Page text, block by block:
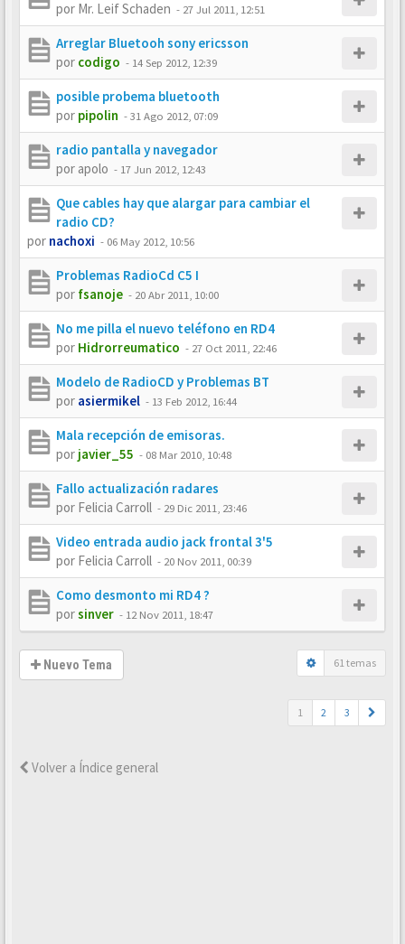
por Mr. Leif Schaden - 27 Jul 2011, 12:51
Arreglar Bluetooh sony ericsson
por codigo - 14 Sep 2012, 12:39
posible probema bluetooth
por pipolin -31 Ago 2012, 07:09
radio pantalla y navegador
por apolo - 17 Jun 2012, 12:43
Que cables hay que alargar para cambiar el
radio CD?
por nachoxi - 06 May 2012, 10:56
Problemas RadioCd C5 I
por fsanoje - 20 Abr 2011, 10:00
No me pilla el nuevo teléfono en RD4
por Hidrorreumatico - 27 Oct 2011, 22:46
Modelo de RadioCD y Problemas BT
por asiermikel - 13 Feb 2012, 16:44
Mala recepción de emisoras.
por javier_55 - 08 Mar 2010, 10:48
Fallo actualización radares
por Felicia Carroll - 29 Dic 2011, 23:46
Video entrada audio jack frontal 3'5
por Felicia Carroll - 20 Nov 2011, 00:39
Como desmonto mi RD4 ?
porsinver - 12 Nov 2011, 18:47
Nuevo Tema 61 temas
1 2 3
Volver a Índice general